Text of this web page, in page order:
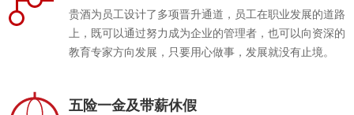
贵酒为员工设计了多项晋升通道，员工在职业发展的道路
上，既可以通过努力成为企业的管理者，也可以向资深的
教育专家方向发展，只要用心做事，发展就没有止境。
五险一金及带薪休假